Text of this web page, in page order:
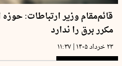
قائم‌مقام وزیر ارتباطات:
مکرر برق را ندارد
۲۳ خرداد ۱۴۰۵ | ۱۱:۳۷